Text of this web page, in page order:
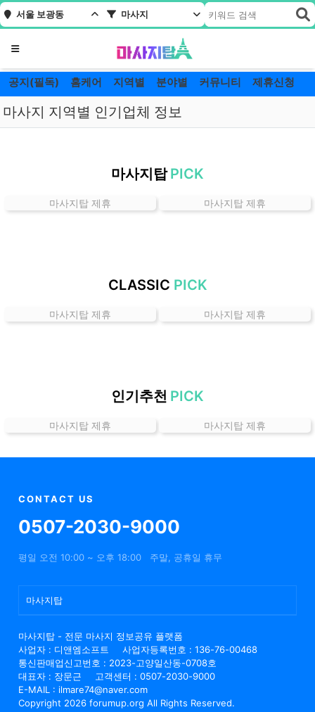
서울 보광동 마사지
메뉴
공지(필독) 홈케어 지역별 분야별 커뮤니티 제휴신청
마사지 지역별 인기업체 정보
동
곳
인
보
마사지탑 PICK
마사지탑 제휴 마사지탑 제휴
CLASSIC PICK
마사지탑 제휴 마사지탑 제휴
인기추천 PICK
마사지탑 제휴 마사지탑 제휴
CONTACT US
0507-2030-9000
평일 오전 10:00 ~ 오후 18:00 주말, 공휴일 휴무
마사지탑
마사지탑 - 전문 마사지 정보공유 플랫폼
사업자 : 디앤엠소프트
사업자등록번호 : 136-76-00468
통신판매업신고번호 : 2023-고양일산동-0708호
대표자 : 장문근
고객센터 : 0507-2030-9000
E-MAIL : ilmare74@naver.com
Copyright 2026 forumup.org All Rights Reserved.